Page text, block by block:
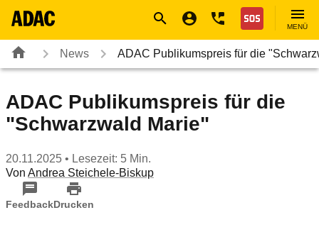
Nothilfe
MENÜ
News ADAC Publikumspreis für die
ADAC Publikumspreis für die
"Schwarzwald Marie"
20.11.2025 • Lesezeit: 5 Min.
Von Andrea Steichele-Biskup
FeedbackDrucken